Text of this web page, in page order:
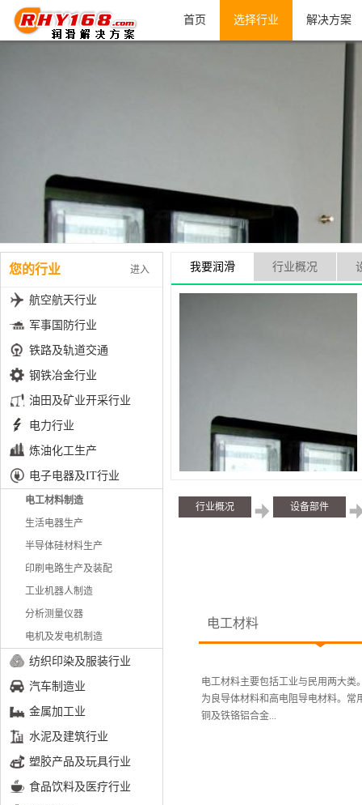
首页 选择行业 解决方案
进入
您的行业
航空航天行业
军事国防行业
铁路及轨道交通
钢铁冶金行业
油田及矿业开采行业
电力行业
炼油化工生产
电子电器及IT行业
电工材料制造
生活电器生产
半导体硅材料生产
印刷电路生产及装配
工业机器人制造
分析测量仪器
电机及发电机制造
纺织印染及服装行业
汽车制造业
金属加工业
水泥及建筑行业
塑胶产品及玩具行业
食品饮料及医疗行业
我要润滑 行业概况
行业概况 设备部件
电工材料
电工材料主要包括工业与民用两大
为良导体材料和高电阻导电材料。
铜及铁铬铝合金...